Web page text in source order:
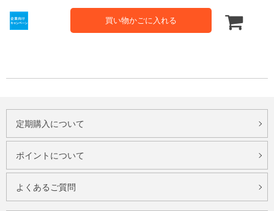
買い物かごに入れる
定期購入について
ポイントについて
よくあるご質問